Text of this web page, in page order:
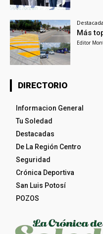
Más
Editor
DIRECTORIO
Informacion General
Tu Soledad
Destacadas
De La Región Centro
Seguridad
Crónica Deportiva
San Luis Potosí
POZOS